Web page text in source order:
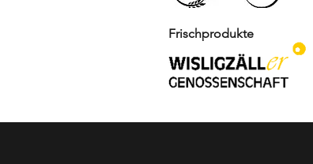
Frischprodukte